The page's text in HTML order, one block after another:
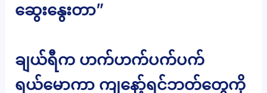
ဆွေးနွေးတာ”
ချယ်ရီက ဟက်ဟက်ပက်ပက်
ရယ်မောကာ ကျနော့်ရင်ဘတ်တွေကို